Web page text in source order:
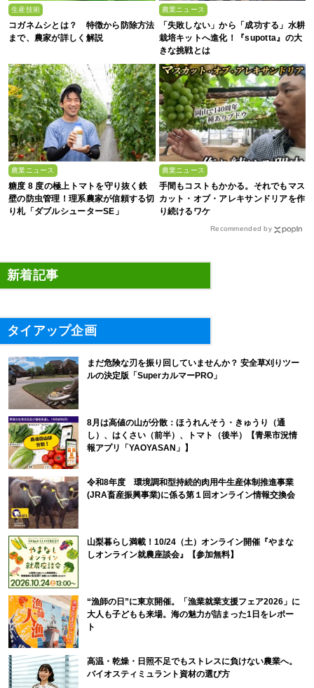
生産技術
コガネムシとは？ 特徴から防除方法
まで、農家が詳しく解説
農業ニュース
「失敗しない」から「成功する」水耕
栽培キットへ進化！『supotta』の大
きな挑戦とは
農業ニュース
糖度 8 度の極上トマトを守り抜く鉄
壁の防虫管理！理系農家が信頼する切
り札「ダブルシューターSE」
農業ニュース
手間もコストもかかる。それでもマス
カット・オブ・アレキサンドリアを作
り続けるワケ
Recommended by
新着記事
タイアップ企画
まだ危険な刃を振り回していませんか？ 安全草刈りツー
ルの決定版「SuperカルマーPRO」
8月は高値の山が分散：ほうれんそう・きゅうり（通
し）、はくさい（前半）、トマト（後半）【青果市況情
報アプリ「YAOYASAN」】
令和8年度 環境調和型持続的肉用牛生産体制推進事業
(JRA畜産振興事業)に係る第１回オンライン情報交換会
山梨暮らし満載！10/24（土）オンライン開催『やまな
しオンライン就農座談会』【参加無料】
“漁師の日”に東京開催。「漁業就業支援フェア2026」に
大人も子どもも来場。海の魅力が詰まった1日をレポー
ト
高温・乾燥・日照不足でもストレスに負けない農業へ。
バイオスティミュラント資材の選び方